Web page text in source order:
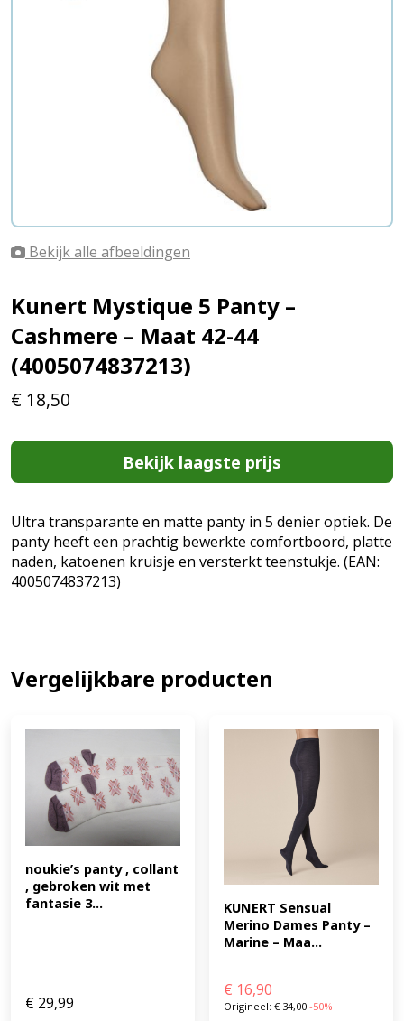
Bekijk alle afbeeldingen
Kunert Mystique 5 Panty –
Cashmere – Maat 42-44
(4005074837213)
€ 18,50
Bekijk laagste prijs
Ultra transparante en matte panty in 5 denier optiek. De
panty heeft een prachtig bewerkte comfortboord, platte
naden, katoenen kruisje en versterkt teenstukje. (EAN:
4005074837213)
Vergelijkbare producten
noukie’s panty , collant
, gebroken wit met
fantasie 3...
€ 29,99
KUNERT Sensual
Merino Dames Panty –
Marine – Maa...
€ 16,90
Origineel: €34,00 -50%